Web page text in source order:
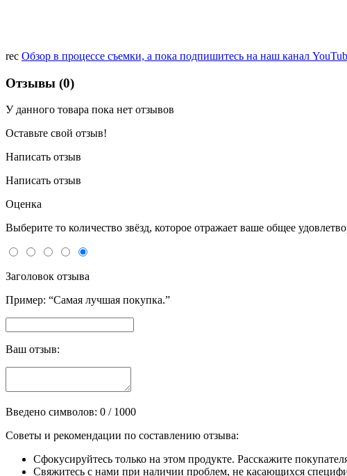
rec Обзор в процессе съемки, а пока подпишитесь на наш канал
Отзывы (0)
У данного товара пока нет отзывов
Оставьте свой отзыв!
Написать отзыв
Написать отзыв
Оценка
Выберите то количество звёзд, которое отражает ваше общее
Заголовок отзыва
Пример: “Самая лучшая покупка.”
Ваш отзыв:
Введено символов: 0 / 1000
Советы и рекомендации по составлению отзыва:
Сфокусируйтесь только на этом продукте. Расскажите
Свяжитесь с нами при наличии проблем, не касающихся